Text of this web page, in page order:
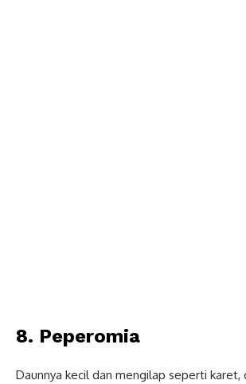
8. Peperomia
Daunnya kecil dan mengilap seperti karet,